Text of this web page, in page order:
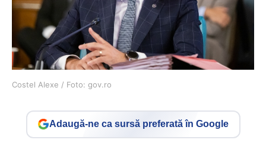
Costel Alexe / Foto: gov.ro
Adaugă-ne ca sursă preferată în Google